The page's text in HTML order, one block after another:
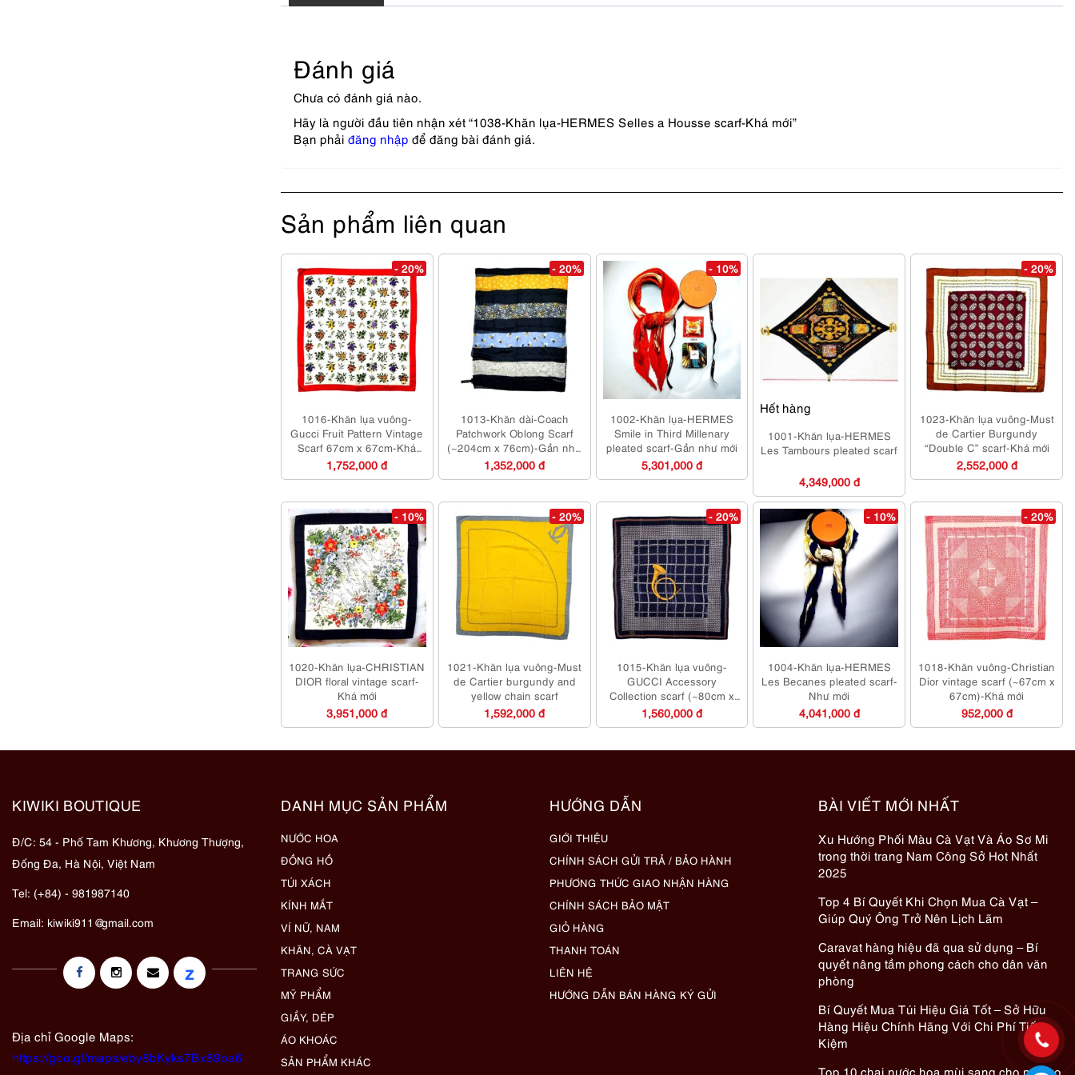
Đánh giá
Chưa có đánh giá nào.
Hãy là người đầu tiên nhận xét “1038-Khăn lụa-HERMES Selles a Housse scarf-Khá mới”
Bạn phải đăng nhập để đăng bài đánh giá.
Sản phẩm liên quan
- 20%
1016-Khăn lụa vuông-
Gucci Fruit Pattern Vintage
Scarf 67cm x 67cm-Khá
mới
1,752,000 đ
- 20%
1013-Khăn dài-Coach
Patchwork Oblong Scarf
(~204cm x 76cm)-Gần như
mới
1,352,000 đ
- 10%
1002-Khăn lụa-HERMES
Smile in Third Millenary
pleated scarf-Gần như mới
5,301,000 đ
Hết hàng
1001-Khăn lụa-HERMES
Les Tambours pleated scarf
4,349,000 đ
- 20%
1023-Khăn lụa vuông-Must
de Cartier Burgundy
“Double C” scarf-Khá mới
2,552,000 đ
- 10%
1020-Khăn lụa-CHRISTIAN
DIOR floral vintage scarf-
Khá mới
3,951,000 đ
- 20%
1021-Khăn lụa vuông-Must
de Cartier burgundy and
yellow chain scarf
1,592,000 đ
- 20%
1015-Khăn lụa vuông-
GUCCI Accessory
Collection scarf (~80cm x
80cm)
1,560,000 đ
- 10%
1004-Khăn lụa-HERMES
Les Becanes pleated scarf-
Như mới
4,041,000 đ
- 20%
1018-Khăn vuông-Christian
Dior vintage scarf (~67cm x
67cm)-Khá mới
952,000 đ
KIWIKI BOUTIQUE
Đ/C: 54 - Phố Tam Khương, Khương Thượng,
Đống Đa, Hà Nội, Việt Nam
Tel: (+84) - 981987140
Email: kiwiki911@gmail.com
z
Địa chỉ Google Maps:
https://goo.gl/maps/eby8bKyks7Bx89oa6
DANH MỤC SẢN PHẨM
NƯỚC HOA
ĐỒNG HỒ
TÚI XÁCH
KÍNH MẮT
VÍ NỮ, NAM
KHĂN, CÀ VẠT
TRANG SỨC
MỸ PHẨM
GIẦY, DÉP
ÁO KHOÁC
SẢN PHẨM KHÁC
HƯỚNG DẪN
GIỚI THIỆU
CHÍNH SÁCH GỬI TRẢ / BẢO HÀNH
PHƯƠNG THỨC GIAO NHẬN HÀNG
CHÍNH SÁCH BẢO MẬT
GIỎ HÀNG
THANH TOÁN
LIÊN HỆ
HƯỚNG DẪN BÁN HÀNG KÝ GỬI
BÀI VIẾT MỚI NHẤT
Xu Hướng Phối Màu Cà Vạt Và Áo Sơ Mi
trong thời trang Nam Công Sở Hot Nhất
2025
Top 4 Bí Quyết Khi Chọn Mua Cà Vạt –
Giúp Quý Ông Trở Nên Lịch Lãm
Caravat hàng hiệu đã qua sử dụng – Bí
quyết nâng tầm phong cách cho dân văn
phòng
Bí Quyết Mua Túi Hiệu Giá Tốt – Sở Hữu
Hàng Hiệu Chính Hãng Với Chi Phí Tiết
Kiệm
Top 10 chai nước hoa mùi sang cho nữ cho